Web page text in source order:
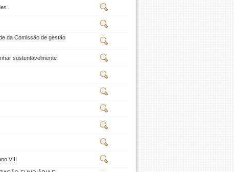
da Comissão de gestão
sustentavelmente
VIII